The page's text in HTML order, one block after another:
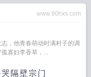
www.90hxs.com
，他青春萌动时满村子的调
寡妇李香草，...
隔壁宗门